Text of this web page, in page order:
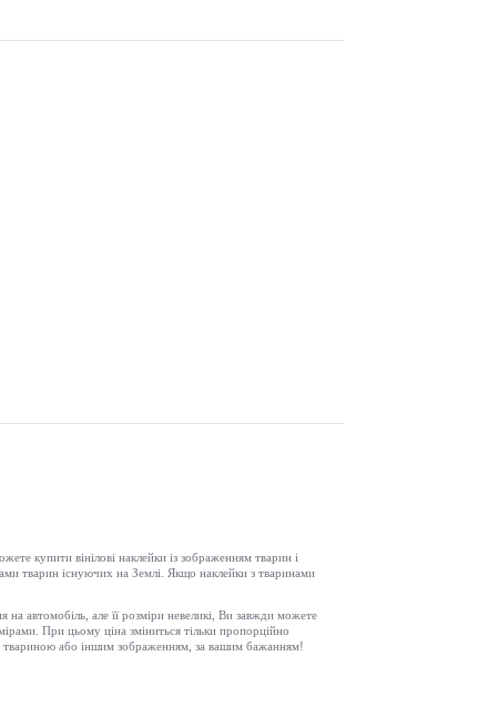
купити вінілові наклейки із зображенням тварин і
тварин існуючих на Землі. Якщо наклейки з тваринами
на автомобіль, але її розміри невеликі, Ви завжди можете
При цьому ціна зміниться тільки пропорційно
твариною або іншим зображенням, за вашим бажанням!